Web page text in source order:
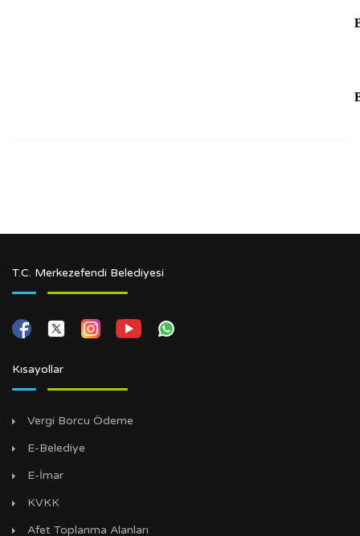
T.C. Merkezefendi Belediyesi
Kısayollar
Vergi Borcu Ödeme
E-Belediye
E-İmar
KVKK
Afet Toplanma Alanları